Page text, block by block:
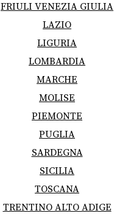
FRIULI VENEZIA GIULIA
LAZIO
LIGURIA
LOMBARDIA
MARCHE
MOLISE
PIEMONTE
PUGLIA
SARDEGNA
SICILIA
TOSCANA
TRENTINO ALTO ADIGE